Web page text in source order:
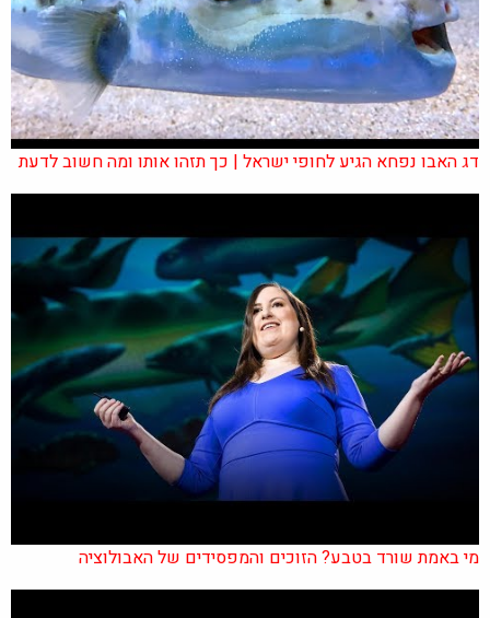
דג האבו נפחא הגיע לחופי ישראל | כך תזהו אותו ומה חשוב לדעת
מי באמת שורד בטבע? הזוכים והמפסידים של האבולוציה